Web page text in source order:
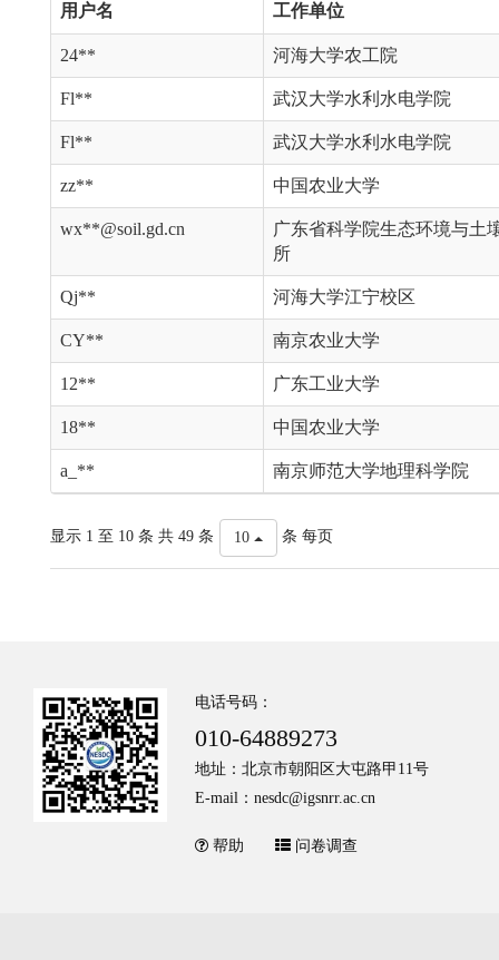
用户名 工作单位
24** 河海大学农工院
Fl** 武汉大学水利水电学院
Fl** 武汉大学水利水电学院
zz** 中国农业大学
wx**@soil.gd.cn
广东省科学院生态环境与土
所
Qj** 河海大学江宁校区
CY** 南京农业大学
12** 广东工业大学
18** 中国农业大学
a_** 南京师范大学地理科学院
显示 1 至 10 条 共 49 条 10 条 每页
电话号码：
010-64889273
地址：北京市朝阳区大屯路甲11号
E-mail：nesdc@igsnrr.ac.cn
帮助 问卷调查